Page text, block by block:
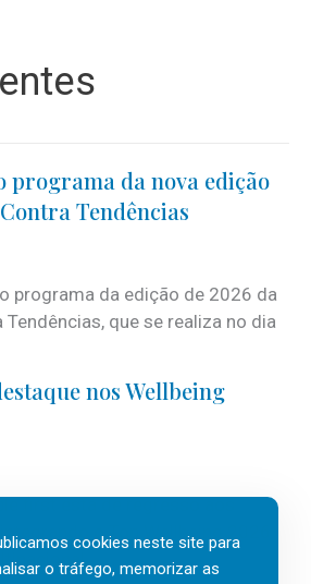
programa da nova edição
Tendências
programa da edição de 2026 da
que se realiza no dia
nos Wellbeing
first está de regresso aos
o Top Wellbeing 2026.
cookies neste site para
o tráfego, memorizar as